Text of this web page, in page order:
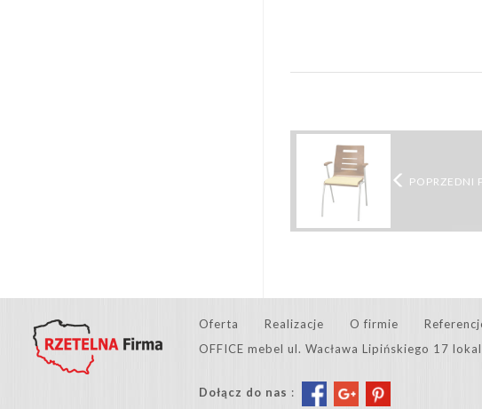
POPRZEDNI
Oferta Realizacje O firmie
OFFICE mebel ul. Wacława Lipińskiego 17
Dołącz do nas :